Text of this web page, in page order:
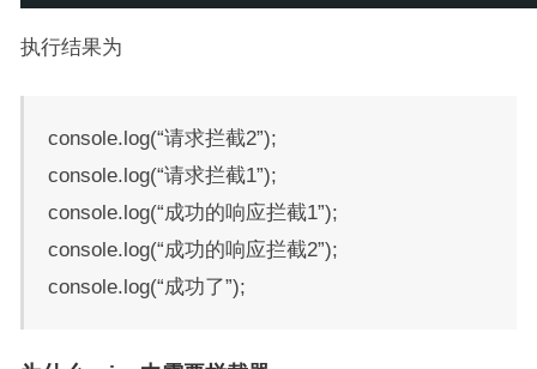
执行结果为
console.log(“请求拦截2”);
console.log(“请求拦截1”);
console.log(“成功的响应拦截1”);
console.log(“成功的响应拦截2”);
console.log(“成功了”);